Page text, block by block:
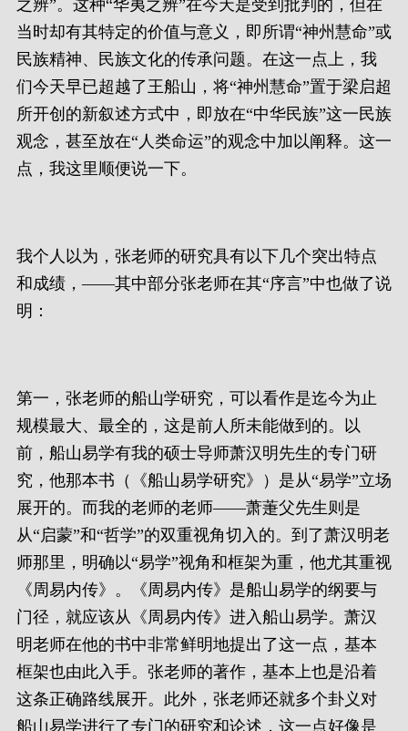
之辨”。这种“华夷之辨”在今天是受到批判的，但在
当时却有其特定的价值与意义，即所谓“神州慧命”或
民族精神、民族文化的传承问题。在这一点上，我
们今天早已超越了王船山，将“神州慧命”置于梁启超
所开创的新叙述方式中，即放在“中华民族”这一民族
观念，甚至放在“人类命运”的观念中加以阐释。这一
点，我这里顺便说一下。
我个人以为，张老师的研究具有以下几个突出特点
和成绩，——其中部分张老师在其“序言”中也做了说
明：
第一，张老师的船山学研究，可以看作是迄今为止
规模最大、最全的，这是前人所未能做到的。以
前，船山易学有我的硕士导师萧汉明先生的专门研
究，他那本书（《船山易学研究》）是从“易学”立场
展开的。而我的老师的老师——萧萐父先生则是
从“启蒙”和“哲学”的双重视角切入的。到了萧汉明老
师那里，明确以“易学”视角和框架为重，他尤其重视
《周易内传》。《周易内传》是船山易学的纲要与
门径，就应该从《周易内传》进入船山易学。萧汉
明老师在他的书中非常鲜明地提出了这一点，基本
框架也由此入手。张老师的著作，基本上也是沿着
这条正确路线展开。此外，张老师还就多个卦义对
船山易学进行了专门的研究和论述，这一点好像是